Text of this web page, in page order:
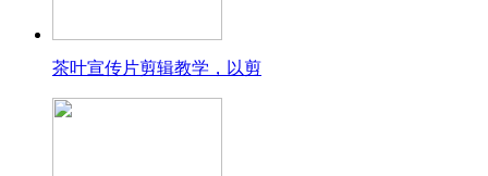
茶叶宣传片剪辑教学，以剪